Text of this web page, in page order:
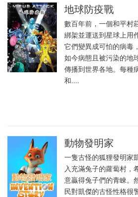
地球防疫戰
數百年前，一個和平村
綁架並運送到星球上用
它們變異成可怕的病毒
如今病態且被污染的地
傳播到世界各地。每種
和....
動物發明家
一隻古怪的狐狸發明家
入充滿兔子的蘿蔔村，
意贏得兔子們的青睞。
民對凱傑的古怪性格很